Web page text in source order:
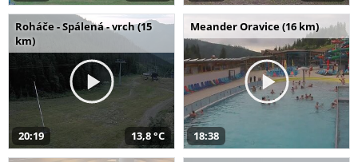
Roháče - Spálená - vrch (15
km)
20:19 13,8 °C
Meander Oravice (16 km)
18:38